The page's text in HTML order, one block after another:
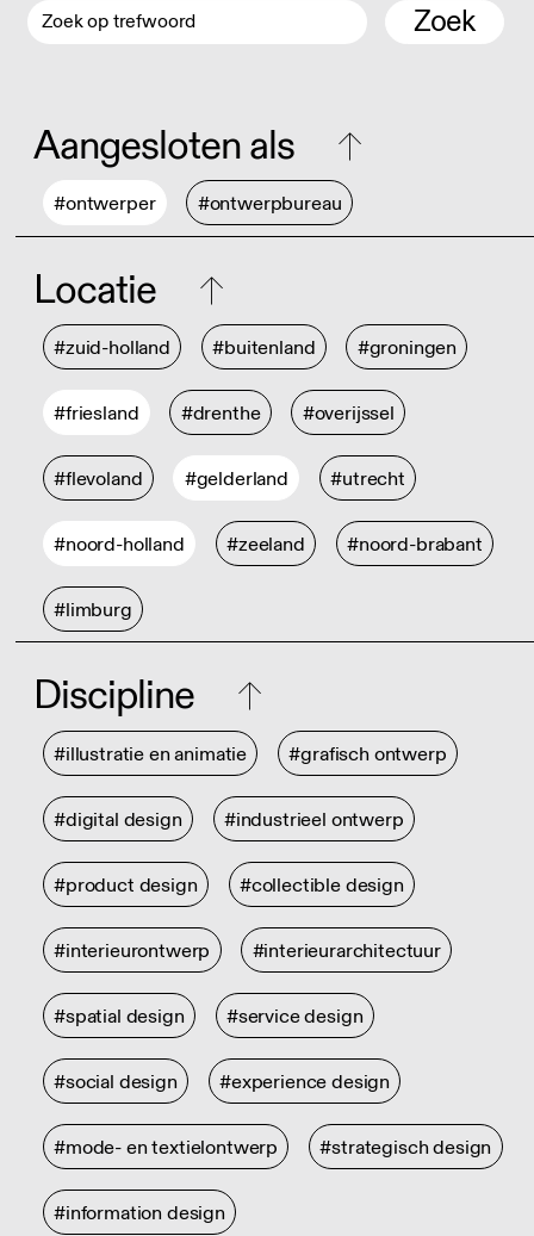
Zoek
Aangesloten als
#ontwerper #ontwerpbureau
Locatie
#zuid-holland #buitenland #groningen
#friesland #drenthe #overijssel
#flevoland #gelderland #utrecht
#noord-holland #zeeland #noord-brabant
#limburg
Discipline
#illustratie en animatie #grafisch ontwerp
#digital design #industrieel ontwerp
#product design #collectible design
#interieurontwerp #interieurarchitectuur
#spatial design #service design
#social design #experience design
#mode- en textielontwerp #strategisch design
#information design